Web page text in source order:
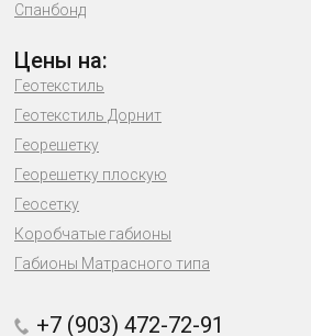
Спанбонд
Цены на:
Геотекстиль
Геотекстиль Дорнит
Георешетку
Георешетку плоскую
Геосетку
Коробчатые габионы
Габионы Матрасного типа
+7 (903) 472-72-91